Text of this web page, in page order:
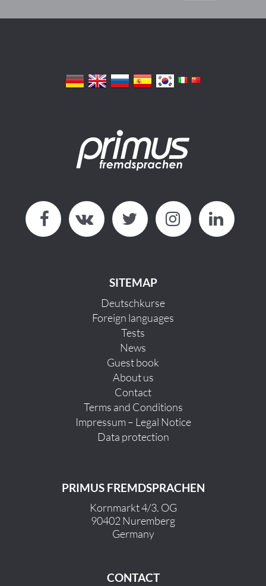
SITEMAP
Deutschkurse
Foreign languages
Tests
News
Guest book
About us
Contact
Terms and Conditions
Impressum – Legal Notice
Data protection
PRIMUS FREMDSPRACHEN
Kornmarkt 4/3. OG
90402 Nuremberg
Germany
CONTACT